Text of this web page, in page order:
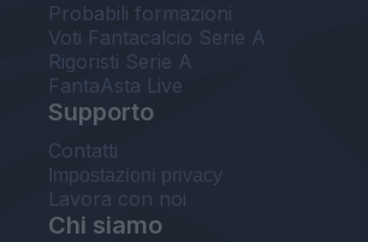
Probabili formazioni
Voti Fantacalcio Serie A
Rigoristi Serie A
FantaAsta Live
Supporto
Contatti
Impostazioni privacy
Lavora con noi
Chi siamo